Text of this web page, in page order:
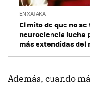
EN XATAKA
El mito de que no
neurociencia lucha
más extendidas del
Además, cuando